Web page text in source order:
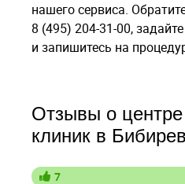
нашего сервиса.
8 (495) 204-31-00,
и запишитесь на
Отзывы о
клиник в
7